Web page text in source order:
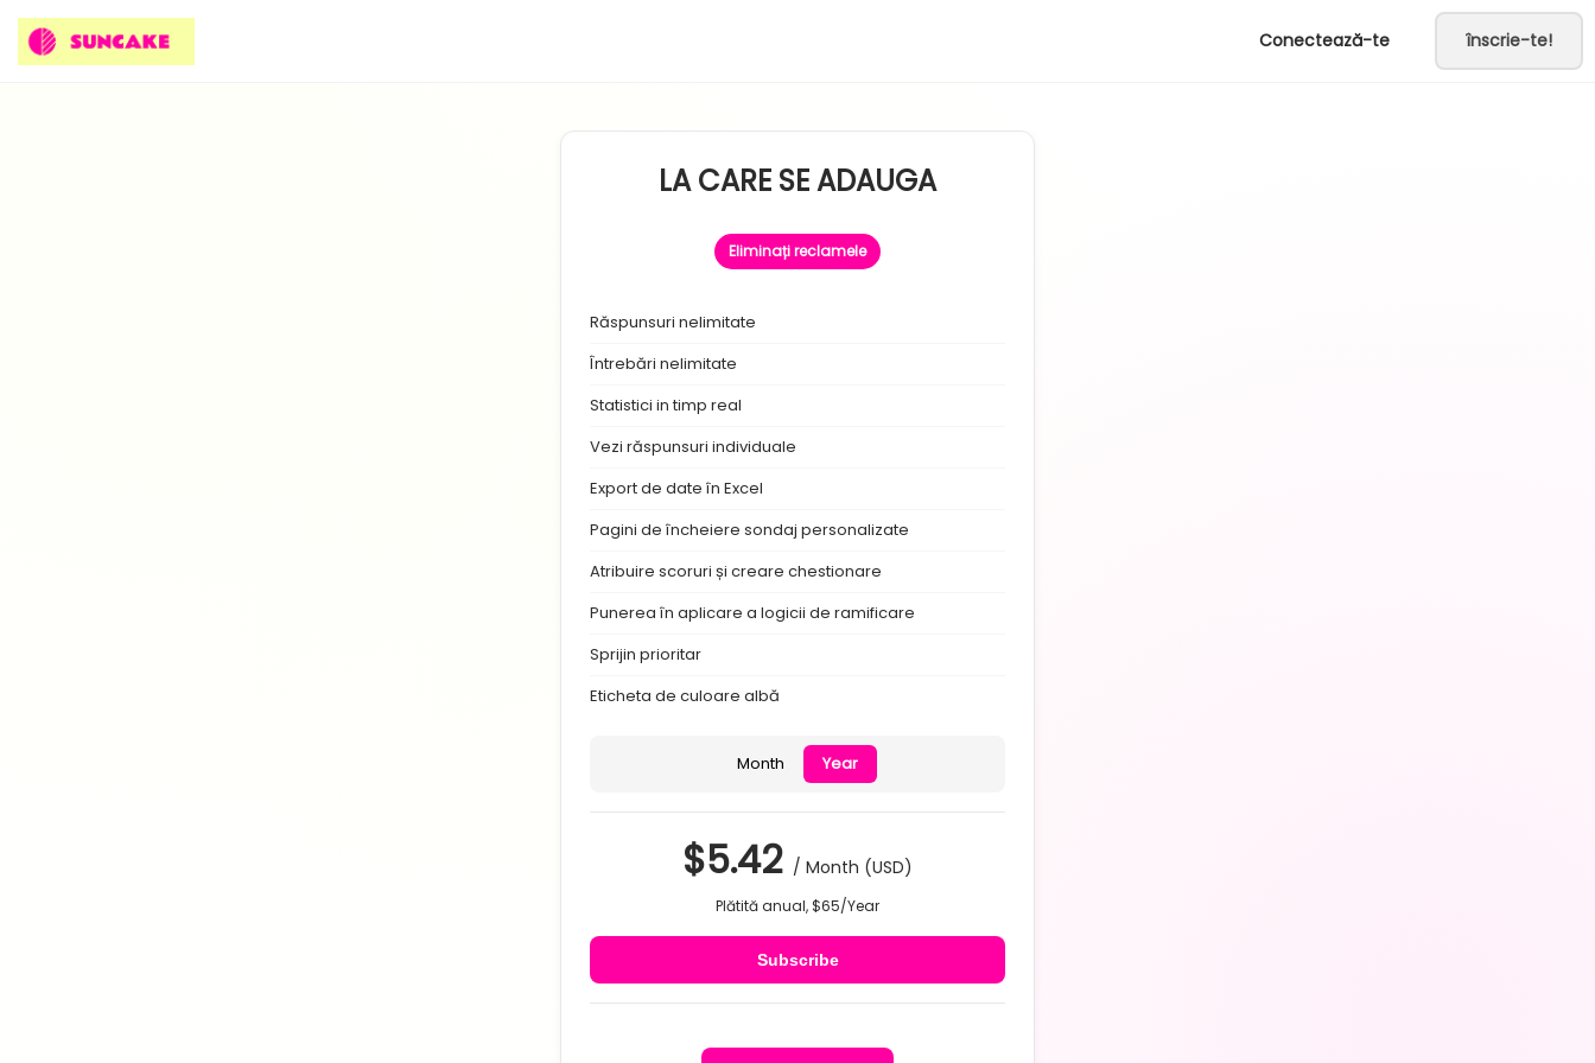
Conectează-te înscrie-te!
LA CARE SE ADAUGA
Eliminați reclamele
Răspunsuri nelimitate
Întrebări nelimitate
Statistici in timp real
Vezi răspunsuri individuale
Export de date în Excel
Pagini de încheiere sondaj personalizate
Atribuire scoruri și creare chestionare
Punerea în aplicare a logicii de ramificare
Sprijin prioritar
Eticheta de culoare albă
Month Year
$5.42 / Month (USD)
Plătită anual, $65/Year